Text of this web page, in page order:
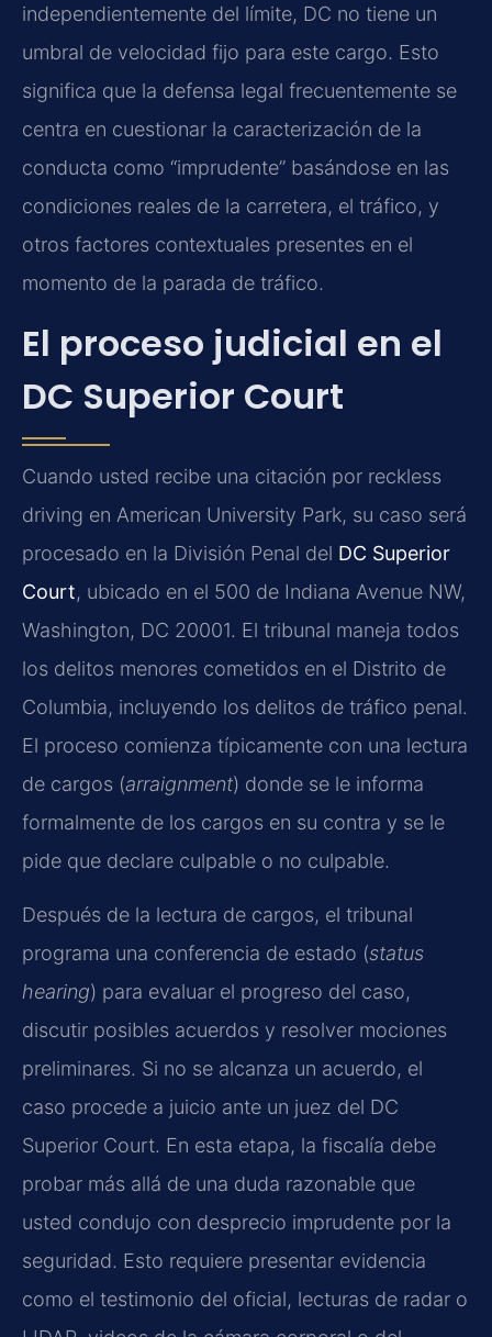
independientemente del límite, DC no tiene un
umbral de velocidad fijo para este cargo. Esto
significa que la defensa legal frecuentemente se
centra en cuestionar la caracterización de la
conducta como “imprudente” basándose en las
condiciones reales de la carretera, el tráfico, y
otros factores contextuales presentes en el
momento de la parada de tráfico.
El proceso judicial en el
DC Superior Court
Cuando usted recibe una citación por reckless
driving en American University Park, su caso será
procesado en la División Penal del DC Superior
Court, ubicado en el 500 de Indiana Avenue NW,
Washington, DC 20001. El tribunal maneja todos
los delitos menores cometidos en el Distrito de
Columbia, incluyendo los delitos de tráfico penal.
El proceso comienza típicamente con una lectura
de cargos (arraignment) donde se le informa
formalmente de los cargos en su contra y se le
pide que declare culpable o no culpable.
Después de la lectura de cargos, el tribunal
programa una conferencia de estado (status
hearing) para evaluar el progreso del caso,
discutir posibles acuerdos y resolver mociones
preliminares. Si no se alcanza un acuerdo, el
caso procede a juicio ante un juez del DC
Superior Court. En esta etapa, la fiscalía debe
probar más allá de una duda razonable que
usted condujo con desprecio imprudente por la
seguridad. Esto requiere presentar evidencia
como el testimonio del oficial, lecturas de radar o